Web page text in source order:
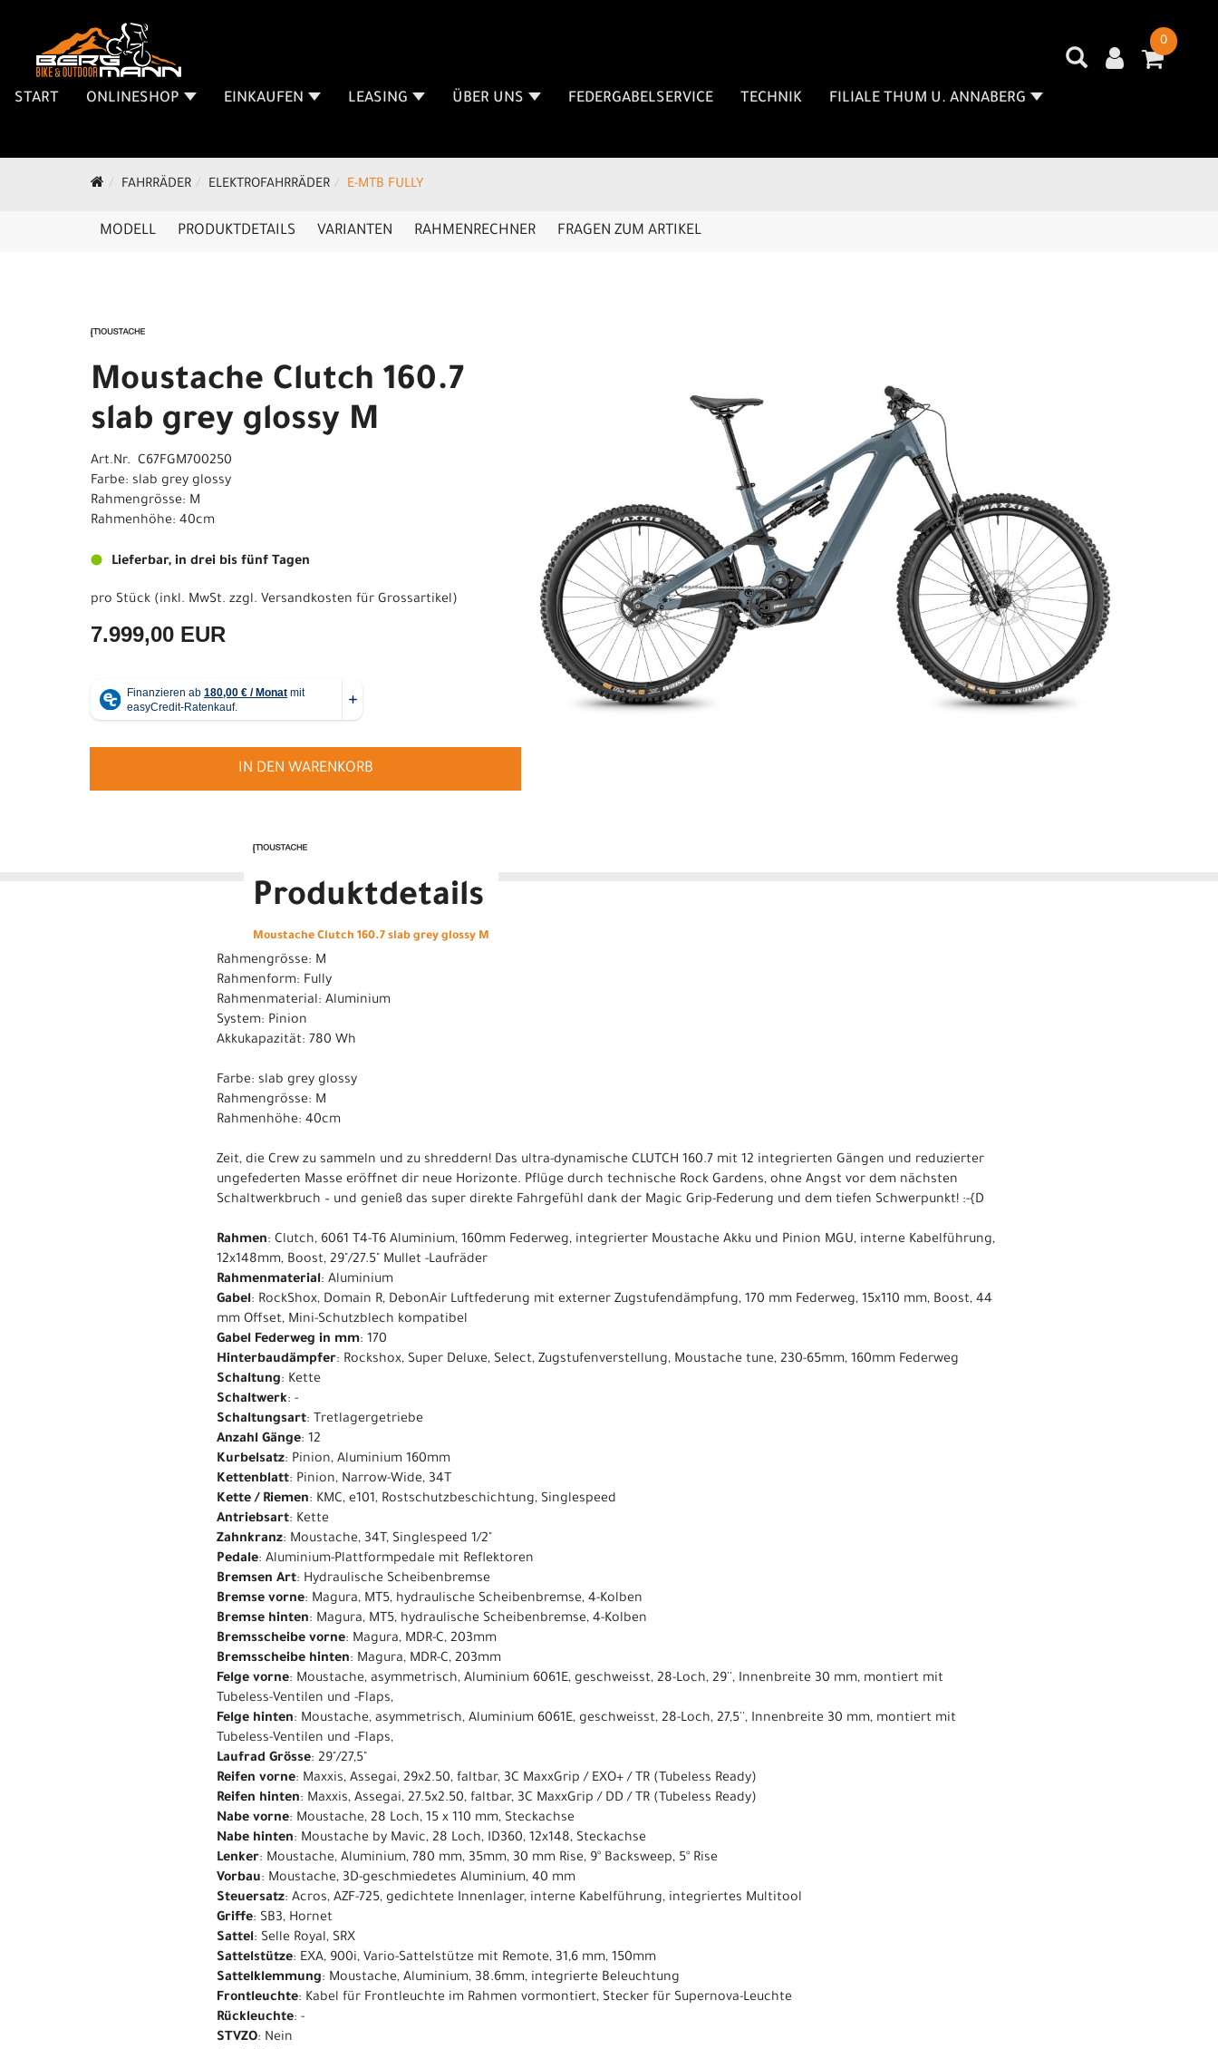
0
START ONLINESHOP EINKAUFEN LEASING ÜBER UNS FEDERGABELSERVICE TECHNIK FILIALE THUM U. ANNABERG
FAHRRÄDER ELEKTROFAHRRÄDER E-MTB FULLY
MODELL PRODUKTDETAILS VARIANTEN RAHMENRECHNER FRAGEN ZUM ARTIKEL
Moustache Clutch 160.7
slab grey glossy M
Art.Nr. C67FGM700250
Farbe: slab grey glossy
Rahmengrösse: M
Rahmenhöhe: 40cm
Lieferbar, in drei bis fünf Tagen
pro Stück (inkl. MwSt. zzgl. Versandkosten für Grossartikel)
7.999,00 EUR
IN DEN WARENKORB
Produktdetails
Moustache Clutch 160.7 slab grey glossy M
Rahmengrösse: M
Rahmenform: Fully
Rahmenmaterial: Aluminium
System: Pinion
Akkukapazität: 780 Wh
Farbe: slab grey glossy
Rahmengrösse: M
Rahmenhöhe: 40cm
Zeit, die Crew zu sammeln und zu shreddern! Das ultra-dynamische CLUTCH 160.7 mit 12 integrierten Gängen und reduzierter
ungefederten Masse eröffnet dir neue Horizonte. Pflüge durch technische Rock Gardens, ohne Angst vor dem nächsten
Schaltwerkbruch – und genieß das super direkte Fahrgefühl dank der Magic Grip-Federung und dem tiefen Schwerpunkt! :-{D
Rahmen: Clutch, 6061 T4-T6 Aluminium, 160mm Federweg, integrierter Moustache Akku und Pinion MGU, interne Kabelführung,
12x148mm, Boost, 29"/27.5" Mullet -Laufräder
Rahmenmaterial: Aluminium
Gabel: RockShox, Domain R, DebonAir Luftfederung mit externer Zugstufendämpfung, 170 mm Federweg, 15x110 mm, Boost, 44
mm Offset, Mini-Schutzblech kompatibel
Gabel Federweg in mm: 170
Hinterbaudämpfer: Rockshox, Super Deluxe, Select, Zugstufenverstellung, Moustache tune, 230-65mm, 160mm Federweg
Schaltung: Kette
Schaltwerk: -
Schaltungsart: Tretlagergetriebe
Anzahl Gänge: 12
Kurbelsatz: Pinion, Aluminium 160mm
Kettenblatt: Pinion, Narrow-Wide, 34T
Kette / Riemen: KMC, e101, Rostschutzbeschichtung, Singlespeed
Antriebsart: Kette
Zahnkranz: Moustache, 34T, Singlespeed 1/2"
Pedale: Aluminium-Plattformpedale mit Reflektoren
Bremsen Art: Hydraulische Scheibenbremse
Bremse vorne: Magura, MT5, hydraulische Scheibenbremse, 4-Kolben
Bremse hinten: Magura, MT5, hydraulische Scheibenbremse, 4-Kolben
Bremsscheibe vorne: Magura, MDR-C, 203mm
Bremsscheibe hinten: Magura, MDR-C, 203mm
Felge vorne: Moustache, asymmetrisch, Aluminium 6061E, geschweisst, 28-Loch, 29'', Innenbreite 30 mm, montiert mit
Tubeless-Ventilen und -Flaps,
Felge hinten: Moustache, asymmetrisch, Aluminium 6061E, geschweisst, 28-Loch, 27,5'', Innenbreite 30 mm, montiert mit
Tubeless-Ventilen und -Flaps,
Laufrad Grösse: 29"/27,5"
Reifen vorne: Maxxis, Assegai, 29x2.50, faltbar, 3C MaxxGrip / EXO+ / TR (Tubeless Ready)
Reifen hinten: Maxxis, Assegai, 27.5x2.50, faltbar, 3C MaxxGrip / DD / TR (Tubeless Ready)
Nabe vorne: Moustache, 28 Loch, 15 x 110 mm, Steckachse
Nabe hinten: Moustache by Mavic, 28 Loch, ID360, 12x148, Steckachse
Lenker: Moustache, Aluminium, 780 mm, 35mm, 30 mm Rise, 9° Backsweep, 5° Rise
Vorbau: Moustache, 3D-geschmiedetes Aluminium, 40 mm
Steuersatz: Acros, AZF-725, gedichtete Innenlager, interne Kabelführung, integriertes Multitool
Griffe: SB3, Hornet
Sattel: Selle Royal, SRX
Sattelstütze: EXA, 900i, Vario-Sattelstütze mit Remote, 31,6 mm, 150mm
Sattelklemmung: Moustache, Aluminium, 38.6mm, integrierte Beleuchtung
Frontleuchte: Kabel für Frontleuchte im Rahmen vormontiert, Stecker für Supernova-Leuchte
Rückleuchte: -
STVZO: Nein